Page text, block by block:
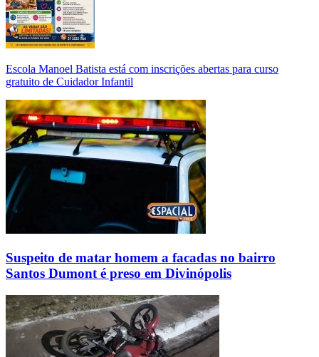
Escola Manoel Batista está com inscrições abertas para curso
gratuito de Cuidador Infantil
Suspeito de matar homem a facadas no bairro
Santos Dumont é preso em Divinópolis